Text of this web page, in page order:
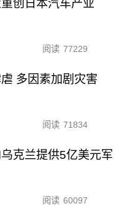
创日本汽车产业
阅读 77229
多因素加剧灾害
阅读 71834
克兰提供5亿美元军
阅读 60097